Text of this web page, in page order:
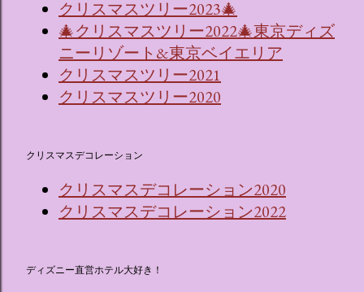
クリスマスツリー2023🎄
🎄クリスマスツリー2022🎄東京ディズ
ニーリゾート&東京ベイエリア
クリスマスツリー2021
クリスマスツリー2020
クリスマスデコレーション
クリスマスデコレーション2020
クリスマスデコレーション2022
ディズニー直営ホテル大好き！